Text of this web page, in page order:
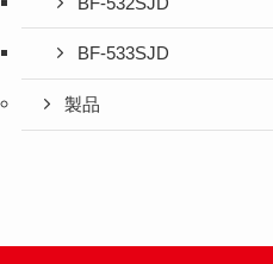
BF-533SJD
製品